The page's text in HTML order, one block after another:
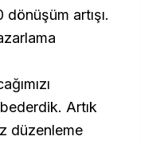
artışı.
Artık
düzenleme